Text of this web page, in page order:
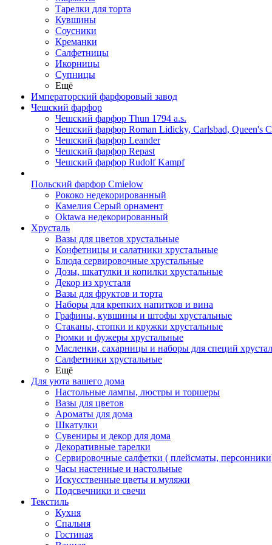
Тарелки для торта
Кувшины
Соусники
Креманки
Салфетницы
Икорницы
Супницы
Ещё
Императорский фарфоровый завод
Чешский фарфор
Чешский фарфор Thun 1794 a.s.
Чешский фарфор Roman Lidicky, Carlsbad, Queen's
Чешский фарфор Leander
Чешский фарфор Repast
Чешский фарфор Rudolf Kampf
Польский фарфор Сmielow
Рококо недекорированный
Камелия Серый орнамент
Oktawa недекорированный
Хрусталь
Вазы для цветов хрустальные
Конфетницы и салатники хрустальные
Блюда сервировочные хрустальные
Дозы, шкатулки и копилки хрустальные
Декор из хрусталя
Вазы для фруктов и торта
Наборы для крепких напитков и вина
Графины, кувшины и штофы хрустальные
Стаканы, стопки и кружки хрустальные
Рюмки и фужеры хрустальные
Масленки, сахарницы и наборы для специй
Салфетники хрустальные
Ещё
Для уюта вашего дома
Настольные лампы, люстры и торшеры
Вазы для цветов
Ароматы для дома
Шкатулки
Сувениры и декор для дома
Декоративные тарелки
Сервировочные салфетки ( плейсматы,
Часы настенные и настольные
Искусственные цветы и муляжи
Подсвечники и свечи
Текстиль
Кухня
Спальня
Гостиная